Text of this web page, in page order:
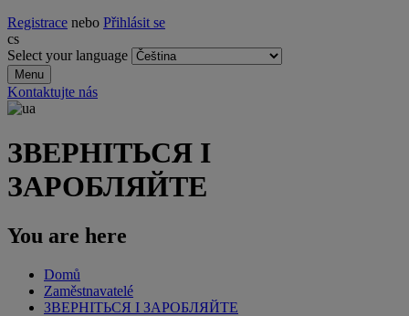
Registrace nebo Přihlásit se
cs
Select your language
Menu
Kontaktujte nás
ЗВЕРНІТЬСЯ І
ЗАРОБЛЯЙТЕ
You are here
Domů
Zaměstnavatelé
ЗВЕРНІТЬСЯ І ЗАРОБЛЯЙТЕ